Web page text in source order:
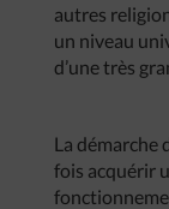
autres
un niveau
d’une très
La démarche
fois acquérir